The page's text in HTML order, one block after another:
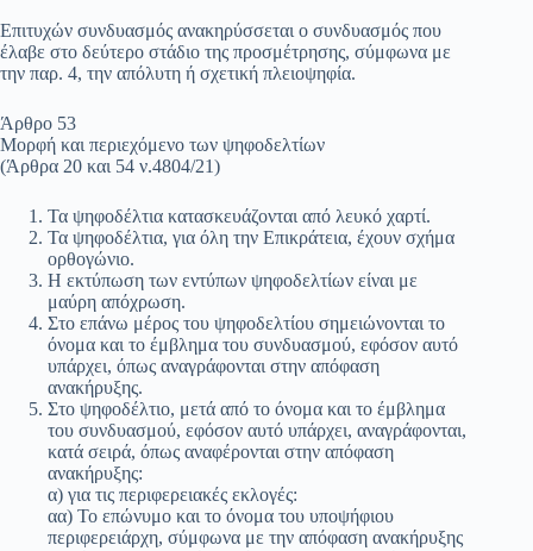
Επιτυχών συνδυασμός ανακηρύσσεται ο συνδυασμός που
έλαβε στο δεύτερο στάδιο της προσμέτρησης, σύμφωνα με
την παρ. 4, την απόλυτη ή σχετική πλειοψηφία.
Άρθρο 53
Μορφή και περιεχόμενο των ψηφοδελτίων
(Άρθρα 20 και 54 ν.4804/21)
Τα ψηφοδέλτια κατασκευάζονται από λευκό χαρτί.
Τα ψηφοδέλτια, για όλη την Επικράτεια, έχουν σχήμα
ορθογώνιο.
Η εκτύπωση των εντύπων ψηφοδελτίων είναι με
μαύρη απόχρωση.
Στο επάνω μέρος του ψηφοδελτίου σημειώνονται το
όνομα και το έμβλημα του συνδυασμού, εφόσον αυτό
υπάρχει, όπως αναγράφονται στην απόφαση
ανακήρυξης.
Στο ψηφοδέλτιο, μετά από το όνομα και το έμβλημα
του συνδυασμού, εφόσον αυτό υπάρχει, αναγράφονται,
κατά σειρά, όπως αναφέρονται στην απόφαση
ανακήρυξης:
α) για τις περιφερειακές εκλογές:
αα) Το επώνυμο και το όνομα του υποψήφιου
περιφερειάρχη, σύμφωνα με την απόφαση ανακήρυξης